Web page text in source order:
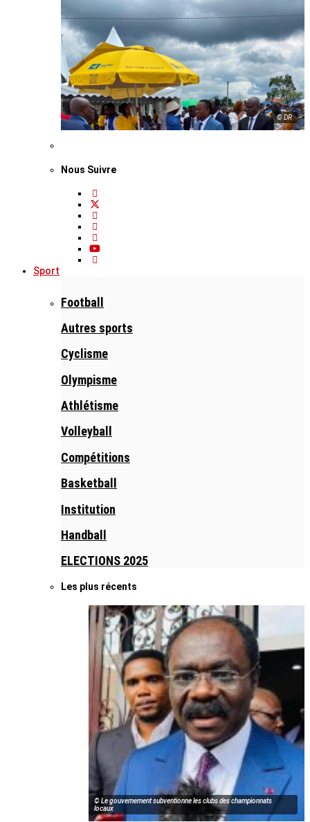
© DR
Nous Suivre
Sport
Football
Autres sports
Cyclisme
Olympisme
Athlétisme
Volleyball
Compétitions
Basketball
Institution
Handball
ELECTIONS 2025
Les plus récents
© Le gouvernement subventionne les clubs des championnats
locaux